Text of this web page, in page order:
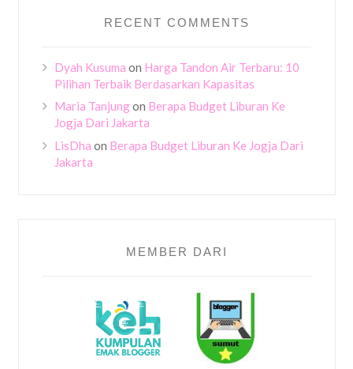
RECENT COMMENTS
Dyah Kusuma on Harga Tandon Air Terbaru: 10
Pilihan Terbaik Berdasarkan Kapasitas
Maria Tanjungon Berapa Budget Liburan Ke
Jogja Dari Jakarta
LisDha on Berapa Budget Liburan Ke Jogja Dari
Jakarta
MEMBER DARI